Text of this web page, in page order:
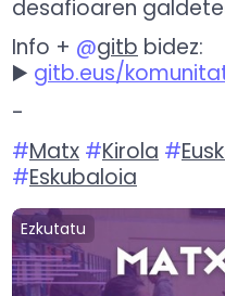
desafioaren
Info + @gitb bidez:
▶️ gitb.eus/
-
#Matx #Kirola #
#Eskubaloia
Ezkutatu